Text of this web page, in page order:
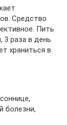
Средство
Пить
3 раза в день
храниться в
болезни,